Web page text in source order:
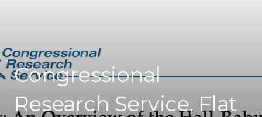
Congressional
Research Service, Flat